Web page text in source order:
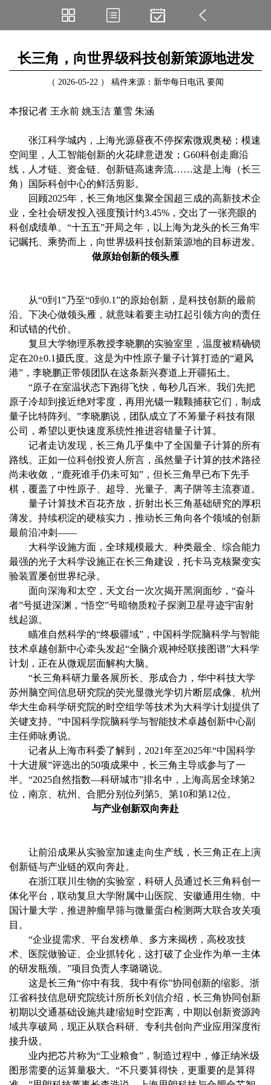
长三角，向世界级科技创新策源地进发
（ 2026-05-22 ） 稿件来源：新华每日电讯 要闻
本报记者 王永前 姚玉洁 董雪 朱涵
张江科学城内，上海光源昼夜不停探索微观奥秘；模速
空间里，人工智能创新的火花肆意迸发；G60科创走廊沿
线，人才链、资金链、创新链高速奔流……这是上海（长三
角）国际科创中心的鲜活剪影。
回顾2025年，长三角地区集聚全国超三成的高新技术企
业，全社会研发投入强度预计约3.45%，交出了一张亮眼的
科创成绩单。“十五五”开局之年，以上海为龙头的长三角牢
记嘱托、乘势而上，向世界级科技创新策源地的目标进发。
做原始创新的领头雁
从“0到1”乃至“0到0.1”的原始创新，是科技创新的最前
沿。下决心做领头雁，就意味着要主动扛起引领方向的责任
和试错的代价。
复旦大学物理系教授李晓鹏的实验室里，温度被精确锁
定在20±0.1摄氏度。这是为中性原子量子计算打造的“避风
港”，李晓鹏正带领团队在这条新兴赛道上开疆拓土。
“原子在室温状态下跑得飞快，每秒几百米。我们先把
原子冷却到接近绝对零度，再用光镊一颗颗捕获它们，制成
量子比特阵列。”李晓鹏说，团队成立了不筹量子科技有限
公司，希望以更快速度系统性推进容错量子计算。
记者走访发现，长三角几乎集中了全国量子计算的所有
路线。正如一位科创投资人所言，虽然量子计算的技术路径
尚未收敛，“鹿死谁手仍未可知”，但长三角早已布下先手
棋，覆盖了中性原子、超导、光量子、离子阱等主流赛道。
量子计算技术百花齐放，折射出长三角基础研究的厚积
薄发。持续积淀的硬核实力，推动长三角向各个领域的创新
最前沿冲刺——
大科学设施方面，全球规模最大、种类最全、综合能力
最强的光子大科学设施正在长三角建设，托卡马克核聚变实
验装置屡创世界纪录。
面向深海和太空，天文台一次次揭开黑洞面纱，“奋斗
者”号挺进深渊，“悟空”号暗物质粒子探测卫星寻迹宇宙射
线起源。
瞄准自然科学的“终极疆域”，中国科学院脑科学与智能
技术卓越创新中心牵头发起“全脑介观神经联接图谱”大科学
计划，正在从微观层面解构大脑。
“长三角科研力量各展所长、形成合力，华中科技大学
苏州脑空间信息研究院的荧光显微光学切片断层成像、杭州
华大生命科学研究院的时空组学等技术为大科学计划提供了
关键支持。”中国科学院脑科学与智能技术卓越创新中心副
主任师咏勇说。
记者从上海市科委了解到，2021年至2025年“中国科学
十大进展”评选出的50项成果中，长三角主导或参与了一
半。“2025自然指数—科研城市”排名中，上海高居全球第2
位，南京、杭州、合肥分别位列第5、第10和第12位。
与产业创新双向奔赴
让前沿成果从实验室加速走向生产线，长三角正在上演
创新链与产业链的双向奔赴。
在浙江联川生物的实验室，科研人员通过长三角科创一
体化平台，联动复旦大学附属中山医院、安徽通用生物、中
国计量大学，推进肿瘤早筛与微量蛋白检测两大联合攻关项
目。
“企业提需求、平台发榜单、多方来揭榜，高校攻技
术、医院做验证、企业抓转化，这打破了企业作为单一主体
的研发瓶颈。”项目负责人李璐璐说。
这是长三角“你中有我、我中有你”协同创新的缩影。浙
江省科技信息研究院统计所所长刘信介绍，长三角协同创新
初期以交通基础设施共建缩短时空距离，中期以创新资源跨
域共享破局，现正从联合科研、专利共创向产业应用深度衔
接升级。
业内把芯片称为“工业粮食”，制造过程中，修正纳米级
图形需要的运算量极大。“不只要算得快，更重要的是算得